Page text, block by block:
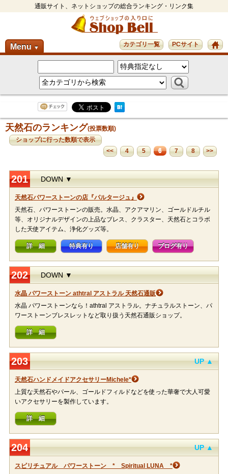
通販サイト、ネットショップの総合ランキング・リンク集
Menu ▼ PCサイト
カテゴリ一覧
天然石のランキング(投票数順)
ショップに行った数順で表示
<<
4 5 6 7 8 >>
201 DOWN ▼
天然石パワーストーンの店『パルタージュ』
天然石、パワーストーンの販売。水晶、アクアマリン、ゴールドルチル
等、オリジナルデザインの上品なブレス、クラスター、天然石とコラボ
した天使アイテム、浄化グッズ等。
詳 細 特典有り 店舗有り ブログ有り
202 DOWN ▼
水晶 パワーストーン athtral アストラル 天然石通販
水晶 パワーストーンなら！athtral アストラル。ナチュラルストーン、パ
ワーストーンブレスレットなど取り扱う天然石通販ショップ。
詳 細
203 UP ▲
天然石ハンドメイドアクセサリーMichele*
上質な天然石やパール、ゴールドフィルドなどを使った華奢で大人可愛
いアクセサリーを製作しています。
詳 細
204 UP ▲
スピリチュアル パワーストーン * Spiritual LUNA *